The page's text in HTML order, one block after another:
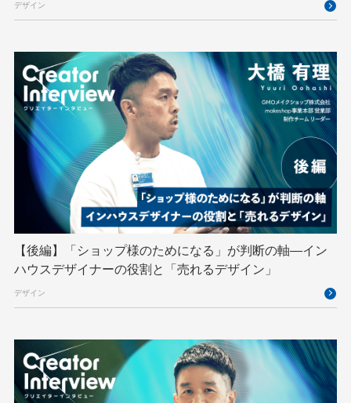
Kaigi on Rails
Perl PHP PHPcon PHPerKaigi
Python RFC RPA Ruby
SECCON Selenium Spectrum Tokyo Meetup
splunk SRE Takumi byGMO Terraform
TypeScript UI/UX vibe VLA
VS Code XSS ZTNA
アドベントカレンダー イベントレポート
インターンシップ インハウス お名前.com
クリエイターインタビュー
サイバーセキュリティ サマーインターン スクラム
スパム対策 スペシャリスト セキュリティ
デザイン
【後編】「ショップ様のためになる」が判断の軸―イン
ハウスデザイナーの役割と「売れるデザイン」
デザイン